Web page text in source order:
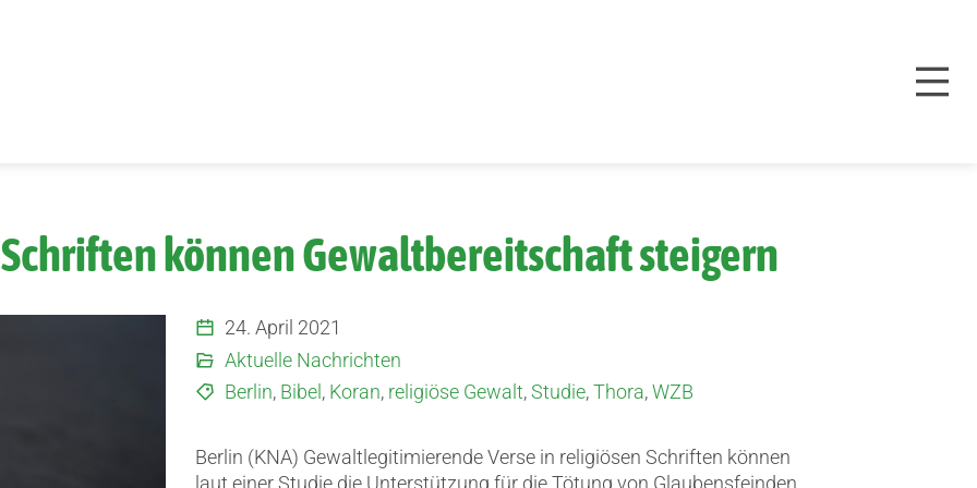
können Gewaltbereitschaft steigern
24. April 2021
Aktuelle Nachrichten
Berlin, Bibel , Koran, religiöse Gewalt,Studie,Thora,WZB
Berlin (KNA) Gewaltlegitimierende Verse in religiösen Schriften können
laut einer Studie die Unterstützung für die Tötung von Glaubensfeinden